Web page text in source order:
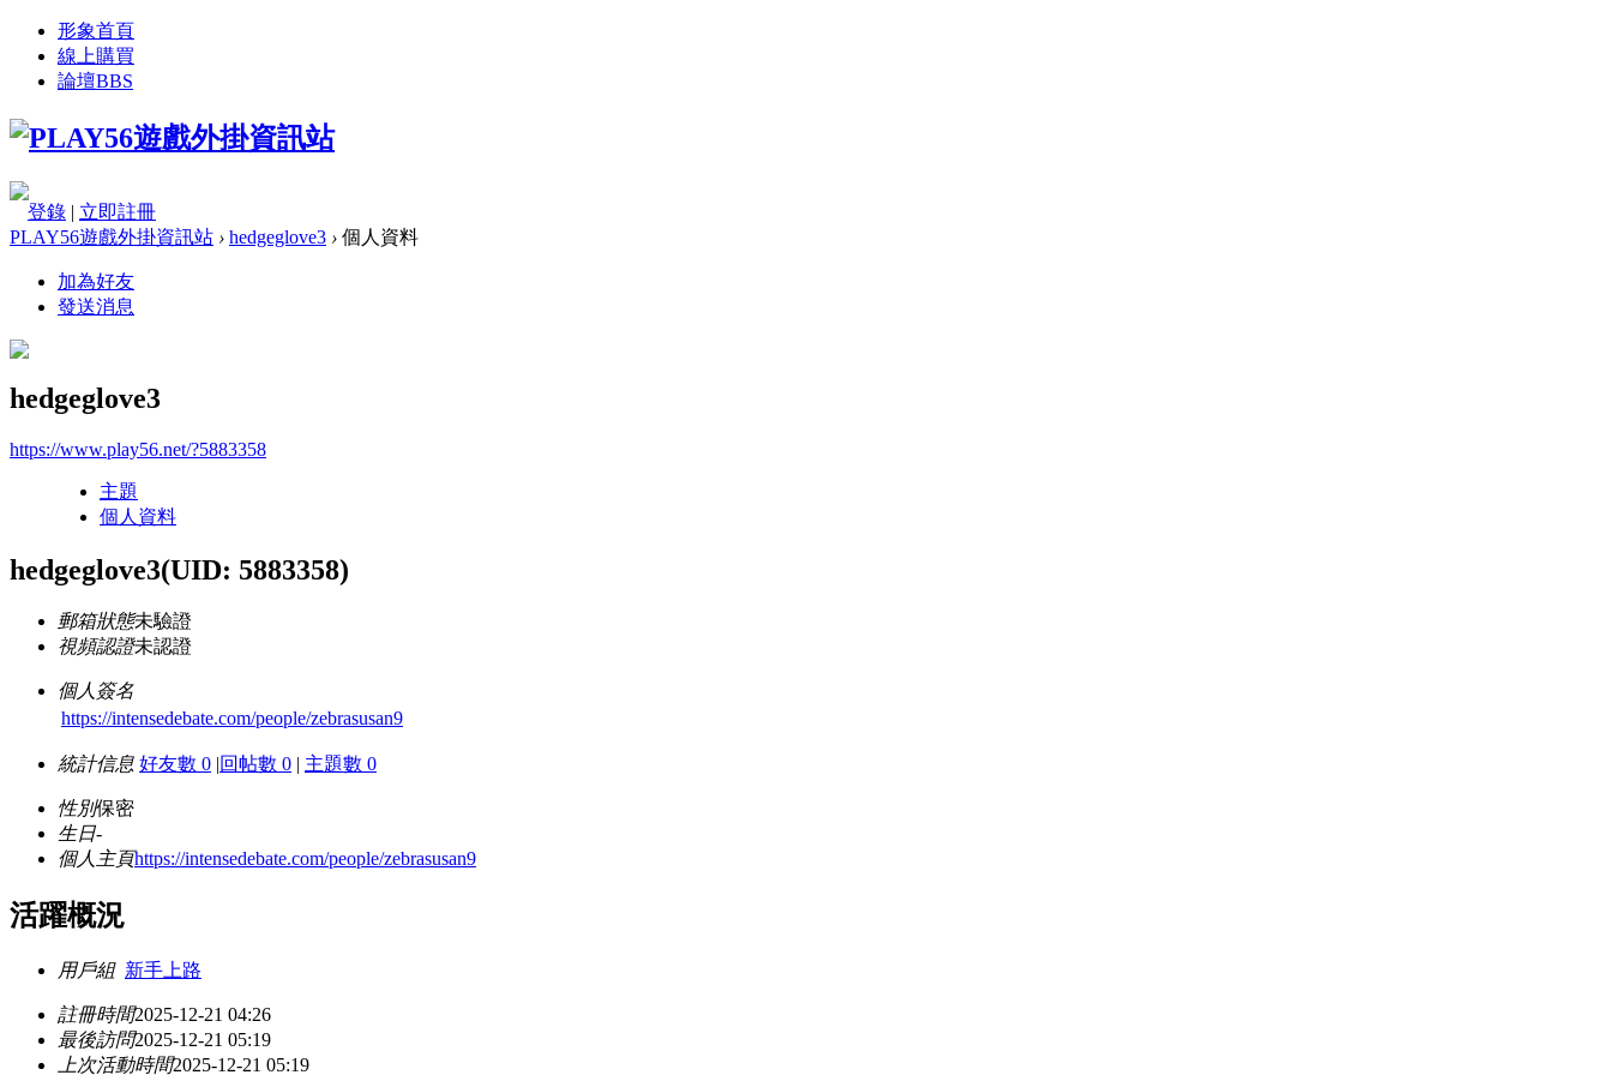
形象首頁
線上購買
論壇BBS
登錄 | 立即註冊
PLAY56遊戲外掛資訊站 › hedgeglove3 › 個人資料
加為好友
發送消息
hedgeglove3
https://www.play56.net/?5883358
主題
個人資料
hedgeglove3(UID: 5883358)
郵箱狀態未驗證
視頻認證未認證
個人簽名
https://intensedebate.com/people/zebrasusan9
統計信息 好友數 0 |回帖數 0 | 主題數 0
性別保密
生日-
個人主頁https://intensedebate.com/people/zebrasusan9
活躍概況
用戶組 新手上路
註冊時間2025-12-21 04:26
最後訪問2025-12-21 05:19
上次活動時間2025-12-21 05:19